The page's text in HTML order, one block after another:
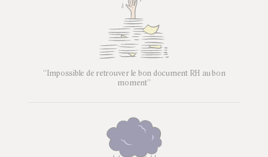
“Impossible de retrouver le bon document RH au bon
moment”